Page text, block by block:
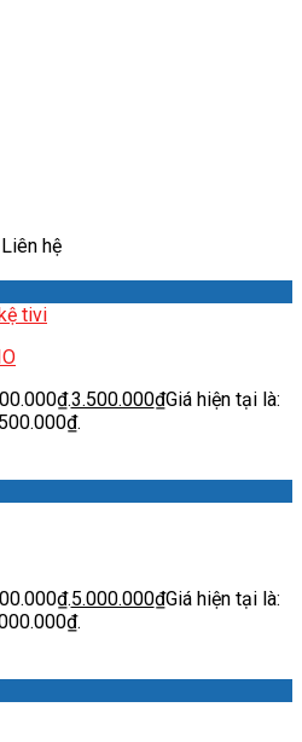
Liên hệ
3.500.000₫Giá hiện tại là:
5.000.000₫Giá hiện tại là: